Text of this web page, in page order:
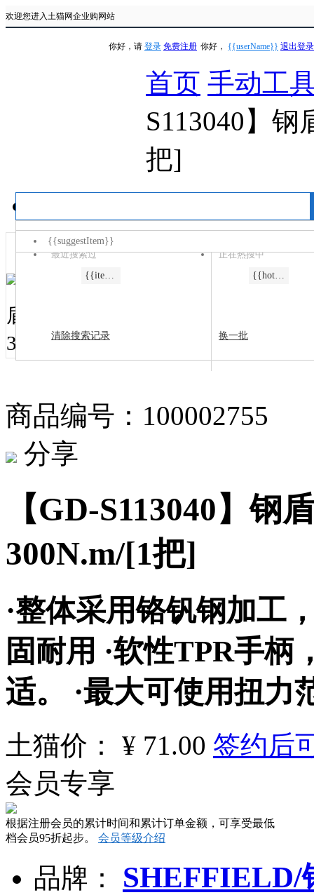
欢迎您进入土猫网企业购网站
你好，请 登录 免费注册 你好， {{userName}} 退出登录
最近搜索过
清除搜索记录
正在热搜中
换一批
{{suggestItem}}
手电钻 充电钻/起子机 角磨机 冲击钻 电圆锯
{{item.menuName}}
首页 手动工
S113040】
把]
商品编号：100002755
分享
【GD-S113040】钢
300N.m/[1把]
·整体采用铬钒钢加工
固耐用 ·软性TPR手
适。 ·最大可使用扭力
土猫价： ¥ 71.00 签约后
会员专享
根据注册会员的累计时间和累计订单金额，可享受最低
档会员95折起步。 会员等级介绍
品牌： SHEFFIELD/